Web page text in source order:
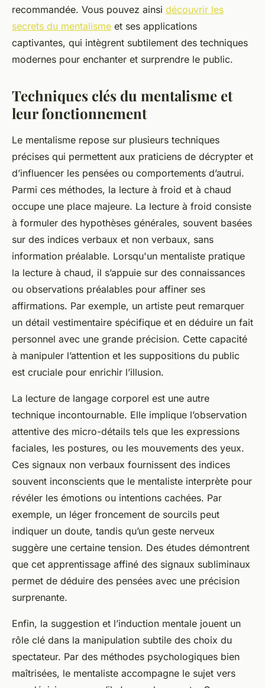
recommandée. Vous pouvez ainsi découvrir les
secrets du mentalisme et ses applications
captivantes, qui intègrent subtilement des techniques
modernes pour enchanter et surprendre le public.
Techniques clés du mentalisme et
leur fonctionnement
Le mentalisme repose sur plusieurs techniques
précises qui permettent aux praticiens de décrypter et
d’influencer les pensées ou comportements d’autrui.
Parmi ces méthodes, la lecture à froid et à chaud
occupe une place majeure. La lecture à froid consiste
à formuler des hypothèses générales, souvent basées
sur des indices verbaux et non verbaux, sans
information préalable. Lorsqu'un mentaliste pratique
la lecture à chaud, il s’appuie sur des connaissances
ou observations préalables pour affiner ses
affirmations. Par exemple, un artiste peut remarquer
un détail vestimentaire spécifique et en déduire un fait
personnel avec une grande précision. Cette capacité
à manipuler l’attention et les suppositions du public
est cruciale pour enrichir l’illusion.
La lecture de langage corporel est une autre
technique incontournable. Elle implique l’observation
attentive des micro-détails tels que les expressions
faciales, les postures, ou les mouvements des yeux.
Ces signaux non verbaux fournissent des indices
souvent inconscients que le mentaliste interprète pour
révéler les émotions ou intentions cachées. Par
exemple, un léger froncement de sourcils peut
indiquer un doute, tandis qu’un geste nerveux
suggère une certaine tension. Des études démontrent
que cet apprentissage affiné des signaux subliminaux
permet de déduire des pensées avec une précision
surprenante.
Enfin, la suggestion et l’induction mentale jouent un
rôle clé dans la manipulation subtile des choix du
spectateur. Par des méthodes psychologiques bien
maîtrisées, le mentaliste accompagne le sujet vers